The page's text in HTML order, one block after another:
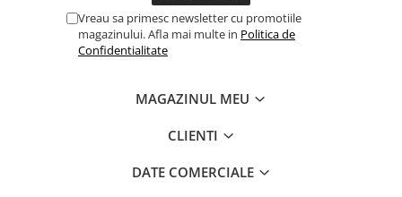
Vreau sa primesc newsletter cu promotiile
magazinului. Afla mai multe in Politica de
Confidentialitate
MAGAZINUL MEU
CLIENTI
DATE COMERCIALE